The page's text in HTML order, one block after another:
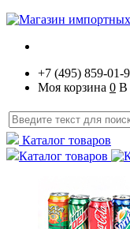
+7 (495) 859-01-
Моя корзина 0 В
Каталог товаров
Каталог товаров